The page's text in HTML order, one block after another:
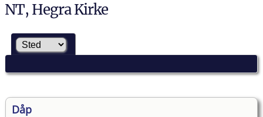
NT, Hegra Kirke
Dåp